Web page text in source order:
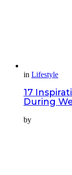
in Lifestyle
17
During
by